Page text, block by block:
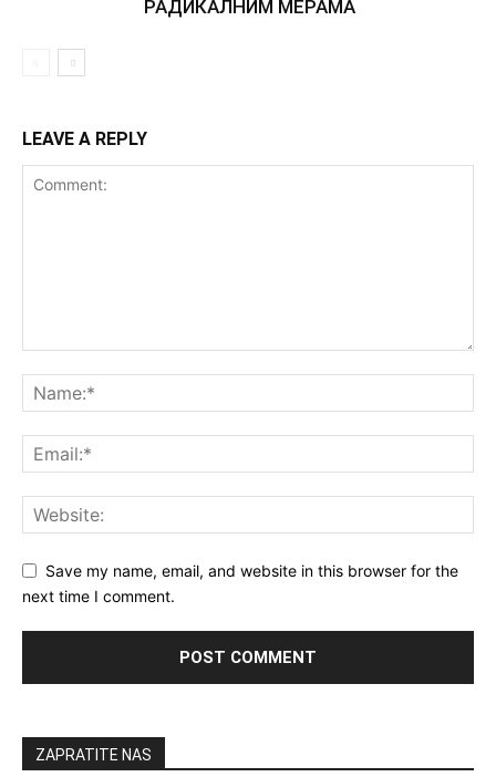
РАДИКАЛНИМ МЕРАМА
LEAVE A REPLY
Save my name, email, and website in this browser for the
next time I comment.
ZAPRATITE NAS